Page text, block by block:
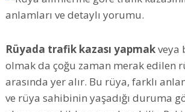
Rüyada trafik kazası yapmakveya
olmak da çoğu zaman merak edilen
arasında yer alır. Bu rüya, farklı
ve rüya sahibinin yaşadığı duruma